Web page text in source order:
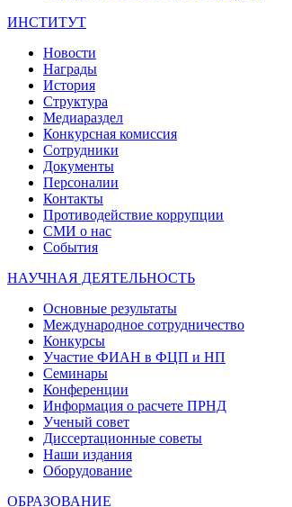
ИНСТИТУТ
Новости
Награды
История
Структура
Медиараздел
Конкурсная комиссия
Сотрудники
Документы
Персоналии
Контакты
Противодействие коррупции
СМИ о нас
События
НАУЧНАЯ ДЕЯТЕЛЬНОСТЬ
Основные результаты
Международное сотрудничество
Конкурсы
Участие ФИАН в ФЦП и НП
Семинары
Конференции
Информация о расчете ПРНД
Ученый совет
Диссертационные советы
Наши издания
Оборудование
ОБРАЗОВАНИЕ